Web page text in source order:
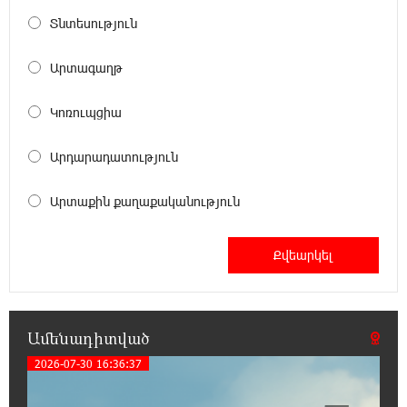
Քաղաքական սուր կոնտրաստն ու
կկատարվեն. «Փաստ»
7:03:23 6-08-2026
իշխանություններին էլ ոչինչ չի
Նոր պարտքեր են ներգրավում ճեղքերը
փակելու համար. «Փաստ»
Տնտեսություն
Արտագաղթ
Կոռուպցիա
Արդարադատություն
Արտաքին քաղաքականություն
Ամենադիտված
2026-07-30 16:36:37